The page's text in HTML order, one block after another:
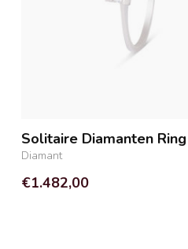
Solitaire Diamanten
Diamant
€1.482,00